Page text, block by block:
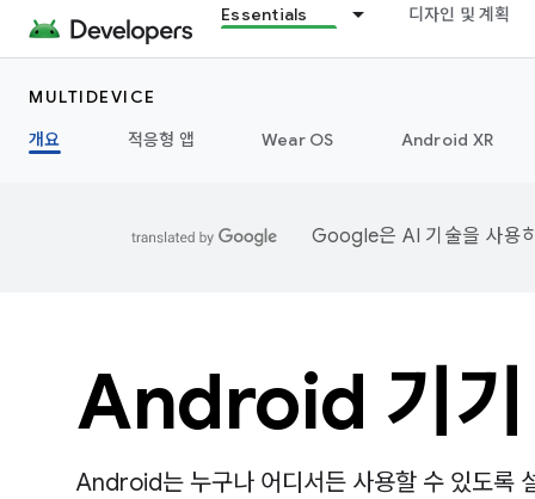
Essentials 디자인 및 계획
MULTIDEVICE
개요
적응형 앱 Wear OS Android XR
Google은 AI 기술을 사용
Android 기기
Android는 누구나 어디서든 사용할 수 있도록